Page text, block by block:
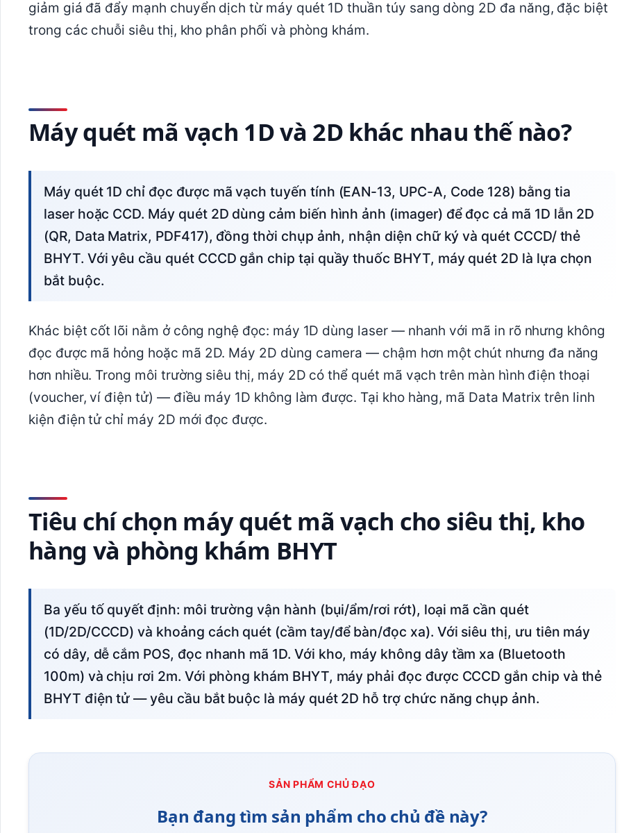
giảm giá đã đẩy mạnh chuyển dịch từ máy quét 1D thuần túy sang dòng 2D đa năng, đặc biệt
trong các chuỗi siêu thị, kho phân phối và phòng khám.
Máy quét mã vạch 1D và 2D khác nhau thế nào?
Máy quét 1D chỉ đọc được mã vạch tuyến tính (EAN-13, UPC-A, Code 128) bằng tia
laser hoặc CCD. Máy quét 2D dùng cảm biến hình ảnh (imager) để đọc cả mã 1D lẫn 2D
(QR, Data Matrix, PDF417), đồng thời chụp ảnh, nhận diện chữ ký và quét CCCD/ thẻ
BHYT. Với yêu cầu quét CCCD gắn chip tại quầy thuốc BHYT, máy quét 2D là lựa chọn
bắt buộc.
Khác biệt cốt lõi nằm ở công nghệ đọc: máy 1D dùng laser — nhanh với mã in rõ nhưng không
đọc được mã hỏng hoặc mã 2D. Máy 2D dùng camera — chậm hơn một chút nhưng đa năng
hơn nhiều. Trong môi trường siêu thị, máy 2D có thể quét mã vạch trên màn hình điện thoại
(voucher, ví điện tử) — điều máy 1D không làm được. Tại kho hàng, mã Data Matrix trên linh
kiện điện tử chỉ máy 2D mới đọc được.
Tiêu chí chọn máy quét mã vạch cho siêu thị, kho
hàng và phòng khám BHYT
Ba yếu tố quyết định: môi trường vận hành (bụi/ẩm/rơi rớt), loại mã cần quét
(1D/2D/CCCD) và khoảng cách quét (cầm tay/để bàn/đọc xa). Với siêu thị, ưu tiên máy
có dây, dễ cắm POS, đọc nhanh mã 1D. Với kho, máy không dây tầm xa (Bluetooth
100m) và chịu rơi 2m. Với phòng khám BHYT, máy phải đọc được CCCD gắn chip và thẻ
BHYT điện tử — yêu cầu bắt buộc là máy quét 2D hỗ trợ chức năng chụp ảnh.
SẢN PHẨM CHỦ ĐẠO
Bạn đang tìm sản phẩm cho chủ đề này?